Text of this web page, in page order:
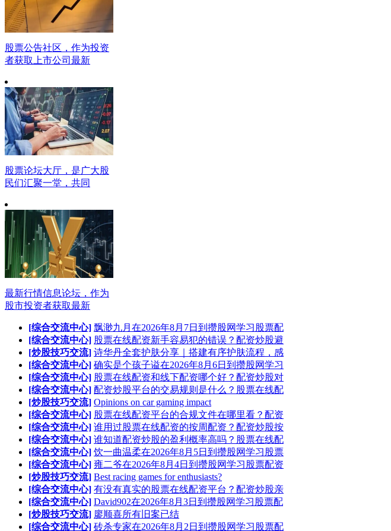
股票公告社区，作为投资
者获取上市公司最新
股票论坛大厅，是广大股
民们汇聚一堂，共同
最新行情信息论坛，作为
股市投资者获取最新
[综合交流中心] 飘渺九月在2026年8月7日到攒股网学习股票配
[综合交流中心] 股票在线配资新手容易犯的错误？配资炒股避
[炒股技巧交流] 诗华丹全套护肤分享｜搭建有序护肤流程，感
[综合交流中心] 确实是个孩子谥在2026年8月6日到攒股网学习
[综合交流中心] 股票在线配资和线下配资哪个好？配资炒股对
[综合交流中心] 配资炒股平台的交易规则是什么？股票在线配
[炒股技巧交流] Opinions on car gaming impact
[综合交流中心] 股票在线配资平台的合规文件在哪里看？配资
[综合交流中心] 谁用过股票在线配资的按周配资？配资炒股按
[综合交流中心] 谁知道配资炒股的盈利概率高吗？股票在线配
[综合交流中心] 饮一曲温柔在2026年8月5日到攒股网学习股票
[综合交流中心] 雍二爷在2026年8月4日到攒股网学习股票配资
[炒股技巧交流] Best racing games for enthusiasts?
[综合交流中心] 有没有真实的股票在线配资平台？配资炒股亲
[综合交流中心] David902在2026年8月3日到攒股网学习股票配
[炒股技巧交流] 廖顺喜所有旧案已结
[综合交流中心] 砖杀专家在2026年8月2日到攒股网学习股票配